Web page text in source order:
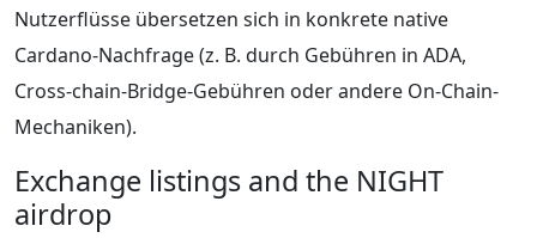
Nutzerflüsse übersetzen sich in konkrete native
Cardano-Nachfrage (z. B. durch Gebühren in ADA,
Cross-chain-Bridge-Gebühren oder andere On-Chain-
Mechaniken).
Exchange listings and the NIGHT
airdrop